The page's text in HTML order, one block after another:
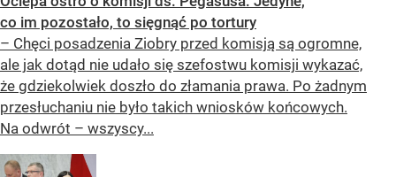
co im pozostało, to sięgnąć po tortury
– Chęci posadzenia Ziobry przed komisją są ogromne,
ale jak dotąd nie udało się szefostwu komisji wykazać,
że gdziekolwiek doszło do złamania prawa. Po żadnym
przesłuchaniu nie było takich wniosków końcowych.
Na odwrót – wszyscy...